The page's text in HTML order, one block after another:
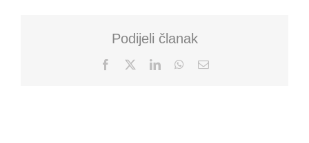
Podijeli članak
Facebook LinkedInWhatsApp
Email: